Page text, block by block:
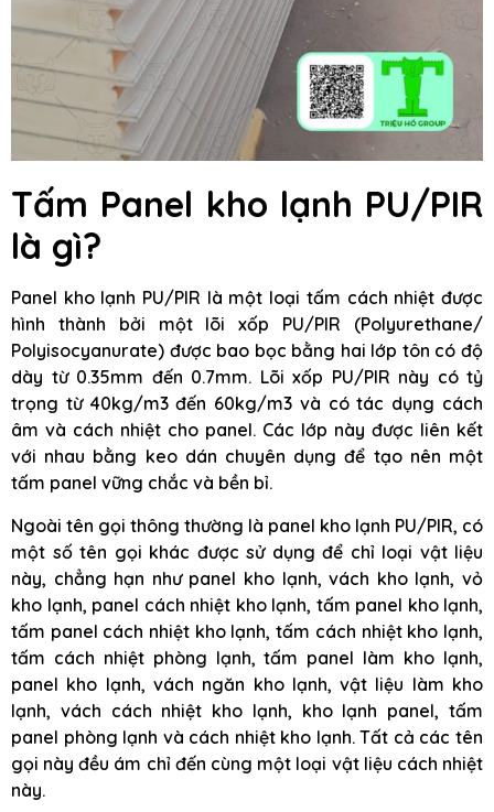
Tấm Panel kho lạnh PU/PIR
là gì?
Panel kho lạnh PU/PIR là một loại tấm cách nhiệt được
hình thành bởi một lõi xốp PU/PIR (Polyurethane/
Polyisocyanurate) được bao bọc bằng hai lớp tôn có độ
dày từ 0.35mm đến 0.7mm. Lõi xốp PU/PIR này có tỷ
trọng từ 40kg/m3 đến 60kg/m3 và có tác dụng cách
âm và cách nhiệt cho panel. Các lớp này được liên kết
với nhau bằng keo dán chuyên dụng để tạo nên một
tấm panel vững chắc và bền bỉ.
Ngoài tên gọi thông thường là panel kho lạnh PU/PIR, có
một số tên gọi khác được sử dụng để chỉ loại vật liệu
này, chẳng hạn như panel kho lạnh, vách kho lạnh, vỏ
kho lạnh, panel cách nhiệt kho lạnh, tấm panel kho lạnh,
tấm panel cách nhiệt kho lạnh, tấm cách nhiệt kho lạnh,
tấm cách nhiệt phòng lạnh, tấm panel làm kho lạnh,
panel kho lạnh, vách ngăn kho lạnh, vật liệu làm kho
lạnh, vách cách nhiệt kho lạnh, kho lạnh panel, tấm
panel phòng lạnh và cách nhiệt kho lạnh. Tất cả các tên
gọi này đều ám chỉ đến cùng một loại vật liệu cách nhiệt
này.